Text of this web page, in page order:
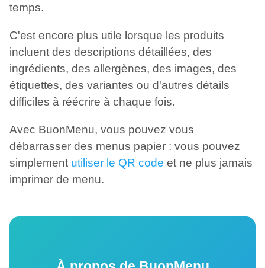
temps.
C'est encore plus utile lorsque les produits
incluent des descriptions détaillées, des
ingrédients, des allergènes, des images, des
étiquettes, des variantes ou d'autres détails
difficiles à réécrire à chaque fois.
Avec BuonMenu, vous pouvez vous
débarrasser des menus papier : vous pouvez
simplement utiliser le QR code et ne plus jamais
imprimer de menu.